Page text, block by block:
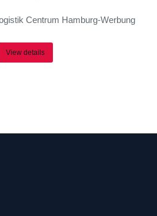
Centrum Hamburg-Werbung
View details